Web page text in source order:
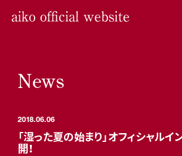
News
2018.06.06
「湿った夏の始まり」オフィシャルイ
開！